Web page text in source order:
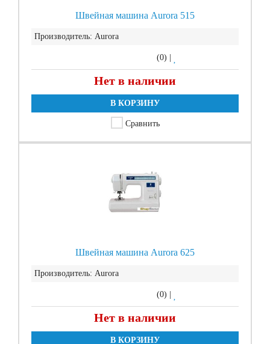
Швейная машина Aurora 515
Производитель: Aurora
(0)
Нет в наличии
В КОРЗИНУ
Сравнить
Швейная машина Aurora 625
Производитель: Aurora
(0)
Нет в наличии
В КОРЗИНУ